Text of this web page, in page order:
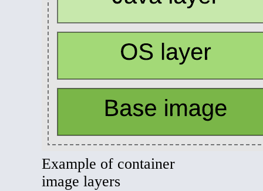
Example of container
image layers